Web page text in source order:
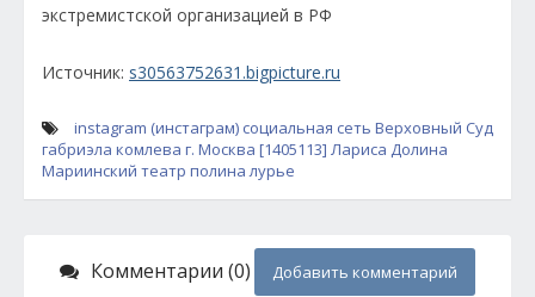
экстремистской организацией в РФ
Источник: s30563752631.bigpicture.ru
instagram (инстаграм) социальная сеть Верховный Суд
габриэла комлева г. Москва [1405113] Лариса Долина
Мариинский театр полина лурье
Комментарии (0) Добавить комментарий